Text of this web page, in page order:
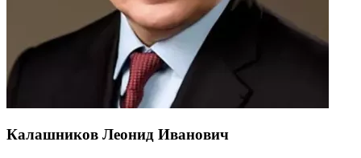
Калашников Леонид Иванович